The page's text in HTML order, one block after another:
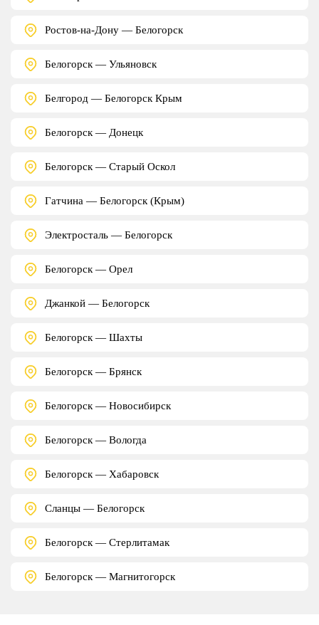
Ростов-на-Дону — Белогорск
Белогорск — Ульяновск
Белгород — Белогорск Крым
Белогорск — Донецк
Белогорск — Старый Оскол
Гатчина — Белогорск (Крым)
Электросталь — Белогорск
Белогорск — Орел
Джанкой — Белогорск
Белогорск — Шахты
Белогорск — Брянск
Белогорск — Новосибирск
Белогорск — Вологда
Белогорск — Хабаровск
Сланцы — Белогорск
Белогорск — Стерлитамак
Белогорск — Магнитогорск